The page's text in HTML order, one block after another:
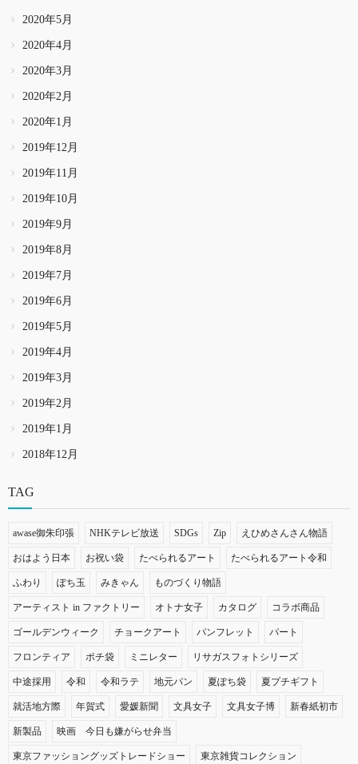
2020年5月
2020年4月
2020年3月
2020年2月
2020年1月
2019年12月
2019年11月
2019年10月
2019年9月
2019年8月
2019年7月
2019年6月
2019年5月
2019年4月
2019年3月
2019年2月
2019年1月
2018年12月
TAG
awase御朱印張 NHKテレビ放送 SDGs Zip えひめさんさん物語
おはよう日本 お祝い袋 たべられるアート たべられるアート令和
ふわり ぽち玉 みきゃん ものづくり物語
アーティスト in ファクトリー オトナ女子 カタログ コラボ商品
ゴールデンウィーク チョークアート パンフレット パート
フロンティア ポチ袋 ミニレター リサガスフォトシリーズ
中途採用 令和 令和ラテ 地元パン 夏ぽち袋 夏プチギフト
就活地方際 年賀式 愛媛新聞 文具女子 文具女子博 新春紙初市
新製品 映画 今日も嫌がらせ弁当
東京ファッショングッズトレードショー 東京雑貨コレクション